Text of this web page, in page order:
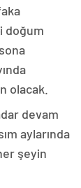
doğum
olacak.
devam
aylarında
şeyin